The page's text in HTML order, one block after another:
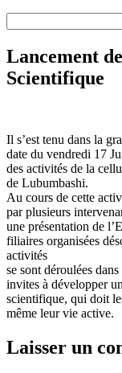
Lancement
Scientifique
Il s’est tenu dans la
date du vendredi 17
des activités de la
de Lubumbashi.
Au cours de cette
par plusieurs
une présentation de
filiaires organisées
activités
se sont déroulées
invites à développer
scientifique, qui doit
même leur vie active.
Laisser un